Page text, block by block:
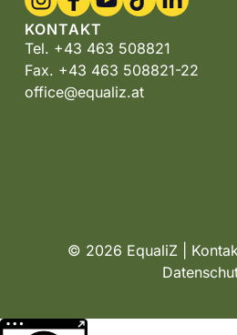
KONTAKT
Tel. +43 463 508821
Fax. +43 463 508821-22
office@equaliz.at
© 2026 EqualiZ |
Weitere Informationen über den